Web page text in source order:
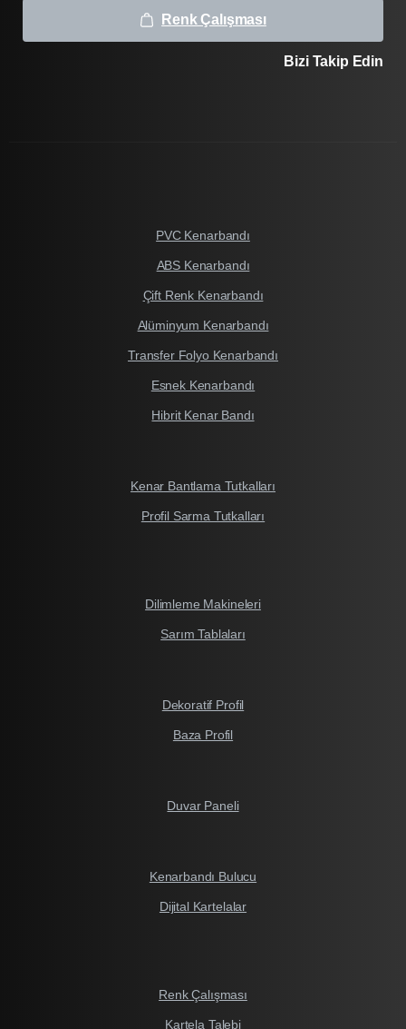
Renk Çalışması
Bizi Takip Edin
PVC Kenarbandı
ABS Kenarbandı
Çift Renk Kenarbandı
Alüminyum Kenarbandı
Transfer Folyo Kenarbandı
Esnek Kenarbandı
Hibrit Kenar Bandı
Kenar Bantlama Tutkalları
Profil Sarma Tutkalları
Dilimleme Makineleri
Sarım Tablaları
Dekoratif Profil
Baza Profil
Duvar Paneli
Kenarbandı Bulucu
Dijital Kartelalar
Renk Çalışması
Kartela Talebi